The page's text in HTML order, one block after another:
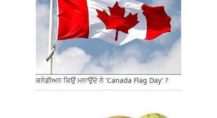
ਕਨੇਡੀਅਨ ਕਿਉਂ ਮਨਾਉਂਦੇ ਨੇ 'Canada Flag Day' ?